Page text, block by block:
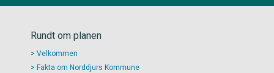
Rundt om planen
Velkommen
Fakta om Norddjurs Kommune